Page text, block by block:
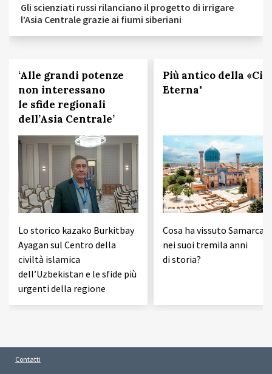
Gli scienziati russi rilanciano il progetto di irrigare
l’Asia Centrale grazie ai fiumi siberiani
‘Alle grandi potenze
non interessano
le sfide regionali
dell’Asia Centrale’
Lo storico kazako Burkitbay
Ayagan sul Centro della
civiltà islamica
dell’Uzbekistan e le sfide più
urgenti della regione
Più antico della
Eterna"
Cosa ha vissuto
nei suoi tremila anni
di storia?
Contatti